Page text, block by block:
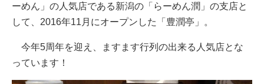
ーめん」の人気店である新潟の「らーめん潤」の支店と
して、2016年11月にオープンした「豊潤亭」。
今年5周年を迎え、ますます行列の出来る人気店とな
っています！